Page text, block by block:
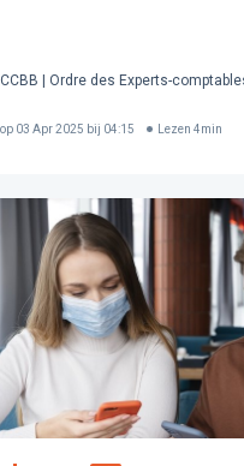
| Ordre des Experts-
03 Apr 2025 bij 04:15 Lezen 4min